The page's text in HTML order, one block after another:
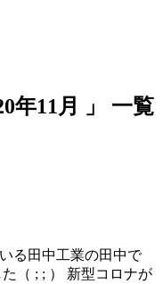
年11月 」 一覧
る田中工業の田中で
（ ; ; ） 新型コロナが